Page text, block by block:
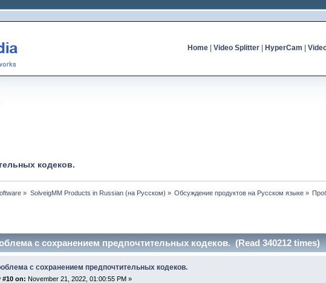
Home| Video Splitter| HyperCam
кодеков.
» SolveigMM Products in Russian (на Русском) » Обсуждение продуктов на Русском языке »
с сохранением предпочтительных кодеков. (Read 340212 times)
с сохранением предпочтительных кодеков.
#10 on: November 21, 2022, 01:00:55 PM »